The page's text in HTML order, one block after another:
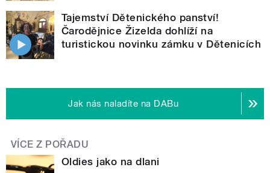
Tajemství Dětenického panství!
Čarodějnice Žizelda dohlíží na
turistickou novinku zámku v Dětenicích
Jak nás naladíte na DABu
VÍCE Z POŘADU
Oldies jako na dlani